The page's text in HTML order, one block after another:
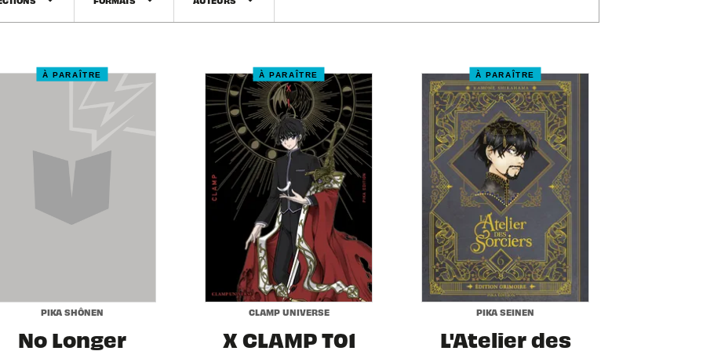
À PARAÎTRE
PIKA SHÔNEN
No Longer
À PARAÎTRE
CLAMP UNIVERSE
X CLAMP T01
À PARAÎTRE
PIKA SEINEN
L'Atelier des